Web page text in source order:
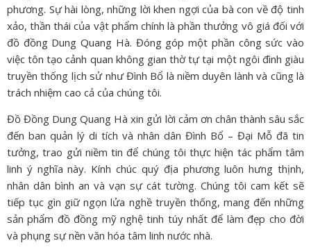
phương. Sự hài lòng, những lời khen ngợi của bà con về độ tinh
xảo, thần thái của vật phẩm chính là phần thưởng vô giá đối với
đồ đồng Dung Quang Hà. Đóng góp một phần công sức vào
việc tôn tạo cảnh quan không gian thờ tự tại một ngôi đình giàu
truyền thống lịch sử như Đình Bổ là niềm duyên lành và cũng là
trách nhiệm cao cả của chúng tôi.
Đồ Đồng Dung Quang Hà xin gửi lời cảm ơn chân thành sâu sắc
đến ban quản lý di tích và nhân dân Đình Bổ – Đại Mỗ đã tin
tưởng, trao gửi niềm tin để chúng tôi thực hiện tác phẩm tâm
linh ý nghĩa này. Kính chúc quý địa phương luôn hưng thịnh,
nhân dân bình an và vạn sự cát tường. Chúng tôi cam kết sẽ
tiếp tục gìn giữ ngọn lửa nghề truyền thống, mang đến những
sản phẩm đồ đồng mỹ nghệ tinh túy nhất để làm đẹp cho đời
và phụng sự nền văn hóa tâm linh nước nhà.